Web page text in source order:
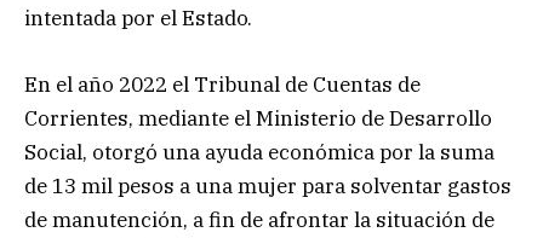
intentada por el Estado.
En el año 2022 el Tribunal de Cuentas de
Corrientes, mediante el Ministerio de Desarrollo
Social, otorgó una ayuda económica por la suma
de 13 mil pesos a una mujer para solventar gastos
de manutención, a fin de afrontar la situación de